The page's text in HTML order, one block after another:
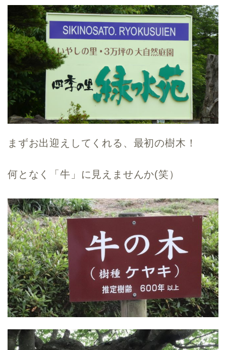
まずお出迎えしてくれる、最初の樹木！
何となく「牛」に見えませんか(笑）